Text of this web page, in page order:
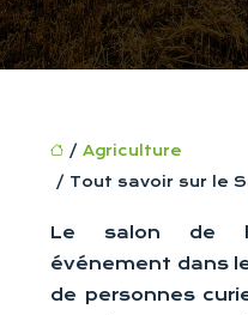
/ Agriculture
/ Tout savoir sur le
Le salon de
événement dans
de personnes